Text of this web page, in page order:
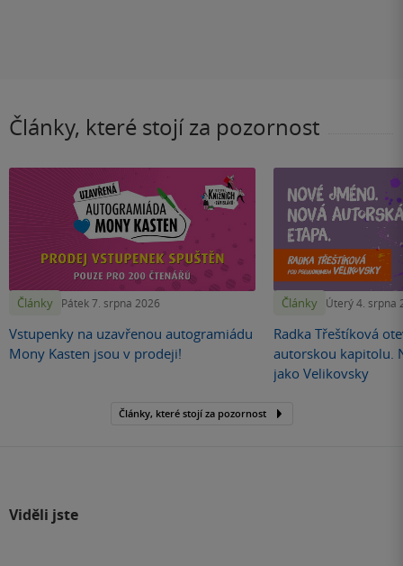
Články, které stojí za pozornost
Články Pátek 7. srpna 2026
Vstupenky na uzavřenou autogramiádu
Mony Kasten jsou v prodeji!
Články Úterý 4. srpna
Radka Třeštíková
autorskou kapitolu.
jako Velikovsky
Články, které stojí za pozornost
Viděli jste